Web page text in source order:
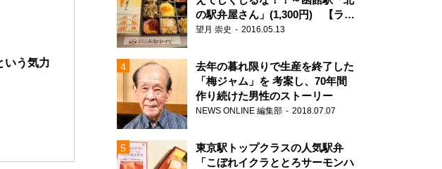
いう気力
の駅弁屋さん」(1,300円) 【ライ
ター望月の駅弁膝栗毛】
望月 崇史 2016.05.13
去年の暮れ限りで生産を終了した
「梅ジャム」を 考案し、70年間
作り続けた男性のストーリー
NEWS ONLINE 編集部 2018.07.07
東京駅トップクラスの人気駅弁
「こぼれイクラととろサーモンハ